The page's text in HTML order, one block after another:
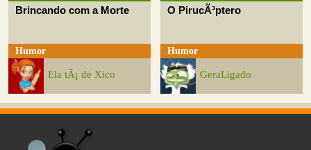
Brincando com a Morte
Humor
Ela tÃ¡ de Xico
O PirucÃ³ptero
Humor
GeraLigado